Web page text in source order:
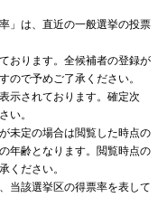
」は、直近の一般選挙の投票
おります。全候補者の登録が
ので予めご了承ください。
示されております。確定次
い。
未定の場合は閲覧した時点の
年齢となります。閲覧時点の
ください。
当該選挙区の得票率を表して